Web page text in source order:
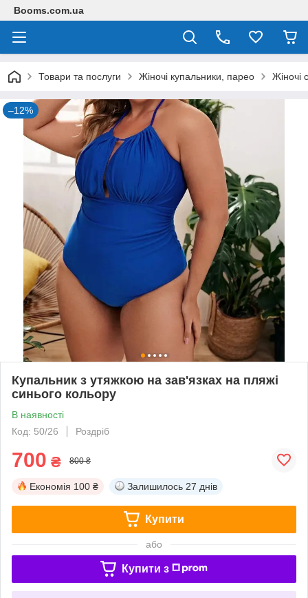
Booms.com.ua
Товари та послуги Жіночі купальники, парео Жіночі
–12%
Купальник з утяжкою на зав'язках на пляжі
синього кольору
В наявності
Код: 50/26
Роздріб
700 ₴ 800 ₴
Економія 100 ₴ Залишилось 27 днів
Купити
або
Купити з